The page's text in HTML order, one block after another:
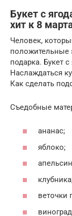
Букет с
хит к 8
Человек,
положительные
подарка. Букет
Наслаждаться
Как сделать
Съедобные
ананас;
яблоко;
веточки